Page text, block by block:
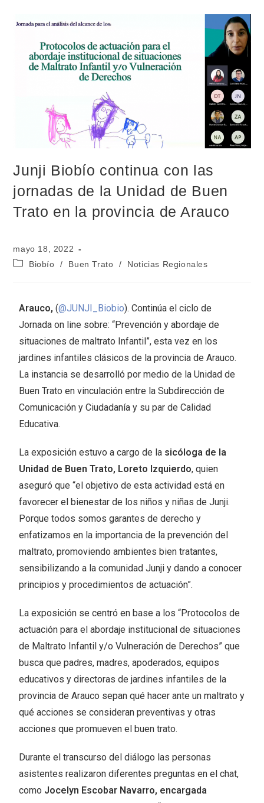
Junji Biobío continua con las
jornadas de la Unidad de Buen
Trato en la provincia de Arauco
mayo 18, 2022
Biobío
/ Buen Trato / Noticias Regionales
Arauco, (@JUNJI_Biobio). Continúa el ciclo de
Jornada on line sobre: “Prevención y abordaje de
situaciones de maltrato Infantil”, esta vez en los
jardines infantiles clásicos de la provincia de Arauco.
La instancia se desarrolló por medio de la Unidad de
Buen Trato en vinculación entre la Subdirección de
Comunicación y Ciudadanía y su par de Calidad
Educativa.
La exposición estuvo a cargo de la sicóloga de la
Unidad de Buen Trato, Loreto Izquierdo, quien
aseguró que “el objetivo de esta actividad está en
favorecer el bienestar de los niños y niñas de Junji.
Porque todos somos garantes de derecho y
enfatizamos en la importancia de la prevención del
maltrato, promoviendo ambientes bien tratantes,
sensibilizando a la comunidad Junji y dando a conocer
principios y procedimientos de actuación”.
La exposición se centró en base a los “Protocolos de
actuación para el abordaje institucional de situaciones
de Maltrato Infantil y/o Vulneración de Derechos” que
busca que padres, madres, apoderados, equipos
educativos y directoras de jardines infantiles de la
provincia de Arauco sepan qué hacer ante un maltrato y
qué acciones se consideran preventivas y otras
acciones que promueven el buen trato.
Durante el transcurso del diálogo las personas
asistentes realizaron diferentes preguntas en el chat,
como Jocelyn Escobar Navarro, encargada